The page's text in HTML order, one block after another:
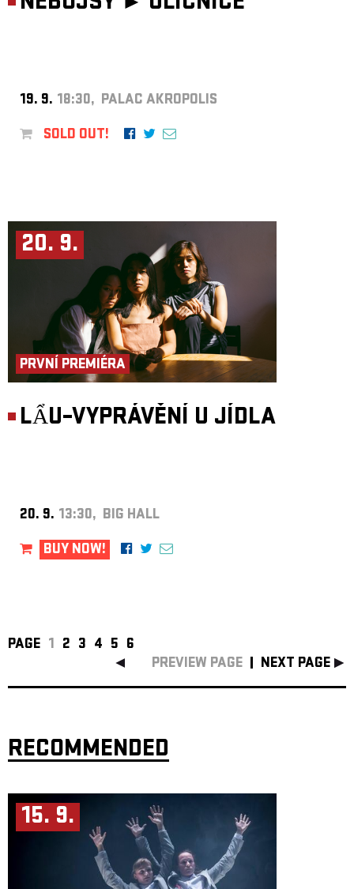
19. 9. 18:30, PALAC AKROPOLIS
SOLD OUT!
20. 9.
PRVNÍ PREMIÉRA
LẨU–VYPRÁVĚNÍ U JÍDLA
20. 9. 13:30, BIG HALL
BUY NOW!
PAGE 1 2 3 4 5 6
PREVIEW PAGE
NEXT PAGE
RECOMMENDED
15. 9.